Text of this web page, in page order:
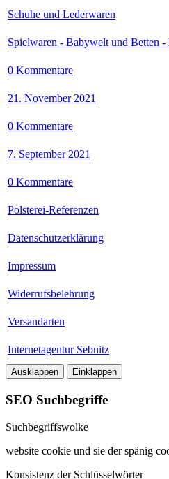
Schuhe und Lederwaren
Spielwaren - Babywelt und Betten -
0 Kommentare
21. November 2021
0 Kommentare
7. September 2021
0 Kommentare
Polsterei-Referenzen
Datenschutzerklärung
Impressum
Widerrufsbelehrung
Versandarten
Internetagentur Sebnitz
Ausklappen Einklappen
SEO Suchbegriffe
Suchbegriffswolke
website cookie und sie der spänig
Konsistenz der Schlüsselwörter